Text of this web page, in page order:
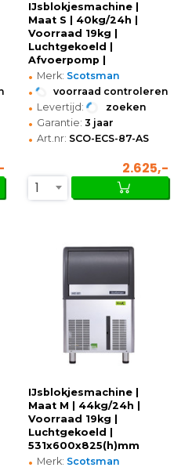
IJsblokjesmachine |
Maat S | 40kg/24h |
Voorraad 19kg |
Luchtgekoeld |
Afvoerpomp |
531x600x825(h)mm
• Merk: Scotsman
• voorraad controleren
• Levertijd: zoeken
• Garantie: 3 jaar
• Art.nr: SCO-ECS-87-AS
2.625,-
1
IJsblokjesmachine |
Maat M | 44kg/24h |
Voorraad 19kg |
Luchtgekoeld |
531x600x825(h)mm
• Merk: Scotsman